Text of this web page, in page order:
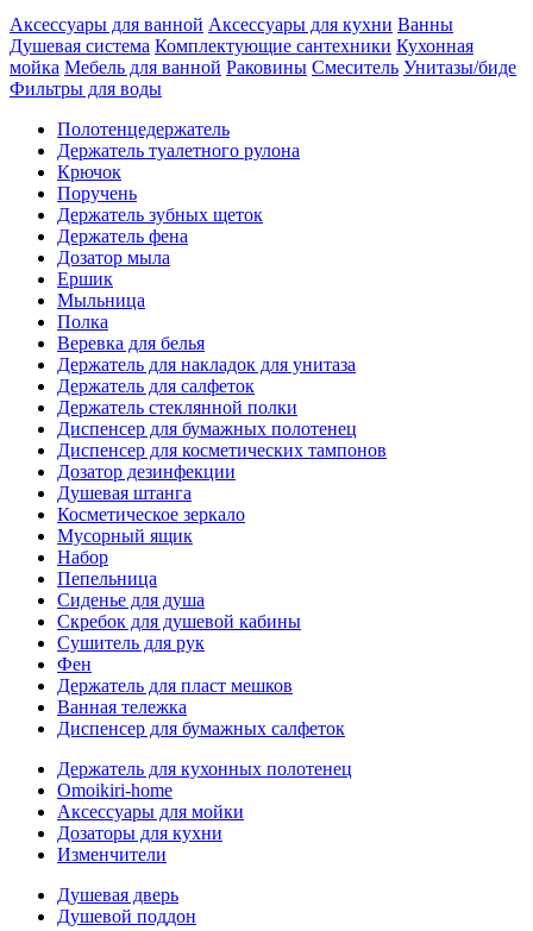
Аксессуары для ванной Аксессуары для кухни Ванны
Душевая система Комплектующие сантехники Кухонная
мойка Мебель для ванной Раковины Смеситель Унитазы/биде
Фильтры для воды
Полотенцедержатель
Держатель туалетного рулона
Крючок
Поручень
Держатель зубных щеток
Держатель фена
Дозатор мыла
Eршик
Мыльница
Полка
Веревка для белья
Держатель для накладок для унитаза
Держатель для салфеток
Держатель стеклянной полки
Диспенсер для бумажных полотенец
Диспенсер для косметических тампонов
Дозатор дезинфекции
Душевая штанга
Косметическое зеркало
Мусорный ящик
Набор
Пепельница
Сиденье для душа
Скребок для душевой кабины
Сушитель для рук
Фен
Держатель для пласт мешков
Ванная тележка
Диспенсер для бумажных салфеток
Держатель для кухонных полотенец
Omoikiri-home
Аксессуары для мойки
Дозаторы для кухни
Изменчители
Душевая дверь
Душевой поддон